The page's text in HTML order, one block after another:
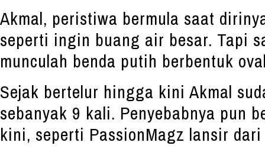
Akmal, peristiwa bermula saat
seperti ingin buang air besar. Tapi
munculah benda putih berbentuk
Sejak bertelur hingga kini Akmal
sebanyak 9 kali. Penyebabnya pun
kini, seperti PassionMagz lansir